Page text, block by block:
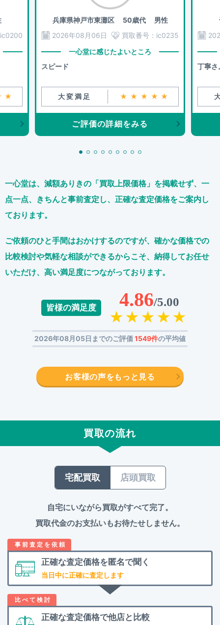
ic0200
兵庫県神戸市東灘区50歳代 男性
2026年08月06日
買取番号： ic0235
一心堂に感じたよいところ
スピード
大変満足 ★★★★★
ご評価の詳細をみる
丁寧さ
一心堂は、減額ありきの「買取上限価格」を掲載せず、 一
点一点、きちんと事前査定し、正確な査定価格をご案内し
ております。
ご依頼のひと手間はおかけするのですが、 確かな価格での
比較検討や気軽な相談ができるからこそ、 納得してお任せ
いただけ、高い満足度につながっております。
皆様の満足度 4.86/5.00
2026年08月05日までのご評価1549件の平均値
お客様の声をもっと見る
買取の流れ
宅配買取 店頭買取
自宅にいながら買取がすべて完了。
買取代金のお支払いもお待たせしません。
正確な査定価格を 匿名で聞く
当日中に正確に査定します
正確な査定価格で他店と比較